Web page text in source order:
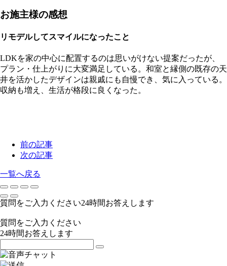
お施主様の感想
リモデルしてスマイルになったこと
LDKを家の中心に配置するのは思いがけない提案だったが、
プラン・仕上がりに大変満足している。和室と縁側の既存の天
井を活かしたデザインは親戚にも自慢でき、気に入っている。
収納も増え、生活が格段に良くなった。
前の記事
次の記事
一覧へ戻る
質問をご入力ください24時間お答えします
質問をご入力ください
24時間お答えします